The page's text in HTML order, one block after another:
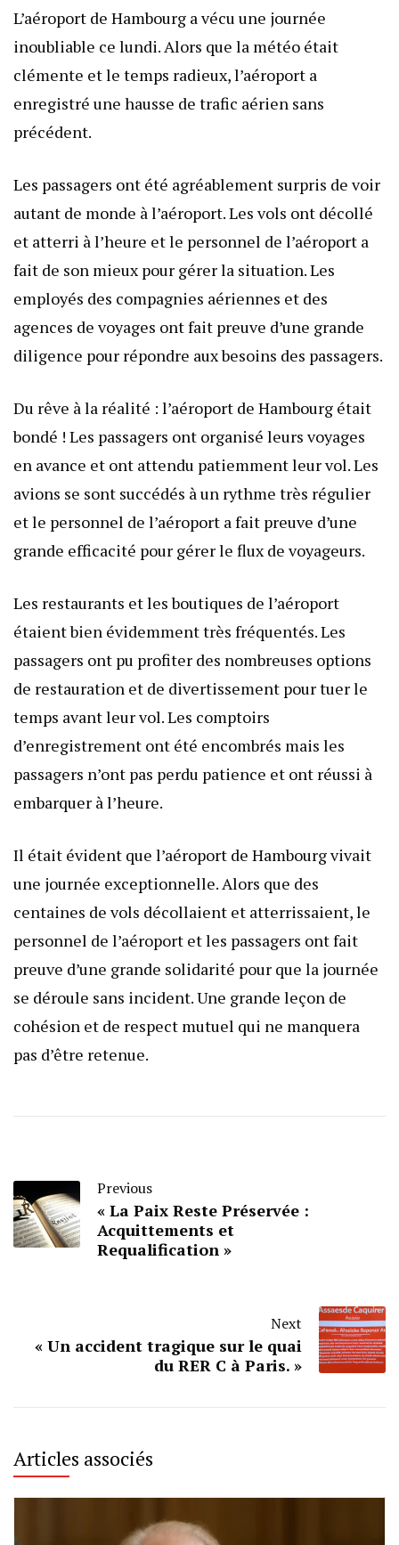
L’aéroport de Hambourg a vécu une journée
inoubliable ce lundi. Alors que la météo était
clémente et le temps radieux, l’aéroport a
enregistré une hausse de trafic aérien sans
précédent.
Les passagers ont été agréablement surpris de voir
autant de monde à l’aéroport. Les vols ont décollé
et atterri à l’heure et le personnel de l’aéroport a
fait de son mieux pour gérer la situation. Les
employés des compagnies aériennes et des
agences de voyages ont fait preuve d’une grande
diligence pour répondre aux besoins des passagers.
Du rêve à la réalité : l’aéroport de Hambourg était
bondé ! Les passagers ont organisé leurs voyages
en avance et ont attendu patiemment leur vol. Les
avions se sont succédés à un rythme très régulier
et le personnel de l’aéroport a fait preuve d’une
grande efficacité pour gérer le flux de voyageurs.
Les restaurants et les boutiques de l’aéroport
étaient bien évidemment très fréquentés. Les
passagers ont pu profiter des nombreuses options
de restauration et de divertissement pour tuer le
temps avant leur vol. Les comptoirs
d’enregistrement ont été encombrés mais les
passagers n’ont pas perdu patience et ont réussi à
embarquer à l’heure.
Il était évident que l’aéroport de Hambourg vivait
une journée exceptionnelle. Alors que des
centaines de vols décollaient et atterrissaient, le
personnel de l’aéroport et les passagers ont fait
preuve d’une grande solidarité pour que la journée
se déroule sans incident. Une grande leçon de
cohésion et de respect mutuel qui ne manquera
pas d’être retenue.
Previous
« La Paix Reste Préservée :
Acquittements et
Requalification »
Next
« Un accident tragique sur le quai
du RER C à Paris. »
Articles associés